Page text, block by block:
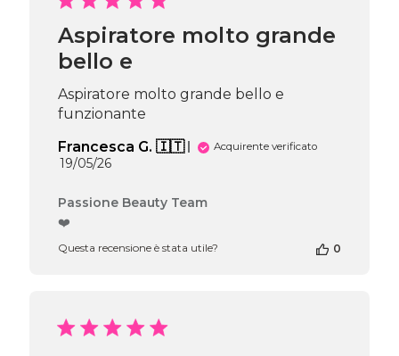
Aspiratore molto grande
bello e
Aspiratore molto grande bello e
funzionante
Francesca G. 🇮🇹
Acquirente verificato
Data
pubblicazione
19/05/26
Commenti
del
Passione Beauty Team
❤️
Questa recensione è stata utile? 0